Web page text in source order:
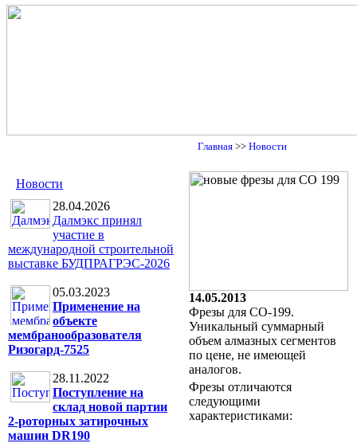
Главная >> Новости
Новости
28.04.2026
Далмэкс принял
участие в
международной строительной
выставке БУДПРАГРЭС-2026
05.03.2023
Применение на
объекте
мембранообразователя
Ризогард-7525
28.11.2022
Поступление на
склад новой партии
2-роторных затирочных
машин DR190
14.05.2013
Фрезы для СО-199.
Уникальный суммарный
объем алмазных сегментов
по цене, не имеющей
аналогов.
Фрезы отличаются
следующими
характеристиками: